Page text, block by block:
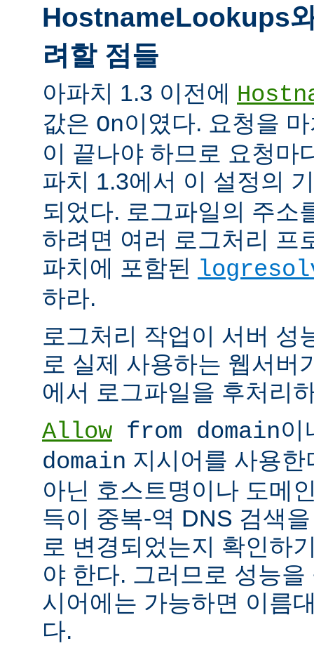
HostnameLookups
려할 점들
아파치 1.3 이전에
값은 On이였다. 요청을
이 끝나야 하므로 요청마
파치 1.3에서 이 설정의
되었다. 로그파일의 주소
하려면 여러 로그처리 프
파치에 포함된
하라.
로그처리 작업이 서버 성
로 실제 사용하는 웹서버
에서 로그파일을 후처리
Allow from domain이
domain 지시어를 사용
아닌 호스트명이나 도메
득이 중복-역 DNS 검색
로 변경되었는지 확인하
야 한다. 그러므로 성능
시어에는 가능하면 이름
다.